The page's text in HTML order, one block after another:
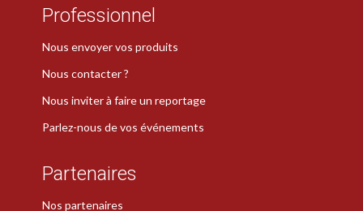
Professionnel
Nous envoyer vos produits
Nous contacter ?
Nous inviter à faire un reportage
Parlez-nous de vos événements
Partenaires
Nos partenaires